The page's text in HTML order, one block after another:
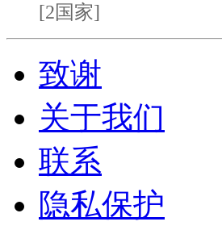
[2国家]
致谢
关于我们
联系
隐私保护